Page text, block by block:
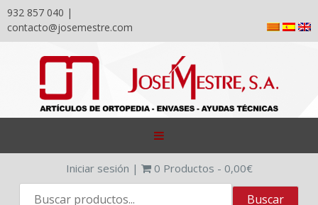
932 857 040 |
contacto@josemestre.com
content
Iniciar sesión | 0 Productos - 0,00€